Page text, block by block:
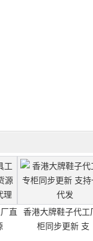
直
香港大牌鞋子代工
柜同步更新 支